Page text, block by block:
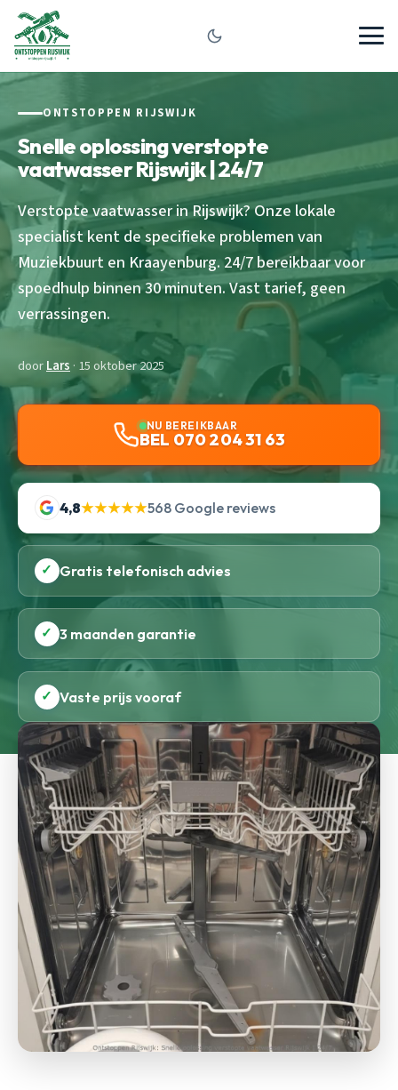
ONTSTOPPEN RIJSWIJK
Snelle oplossing verstopte
vaatwasser Rijswijk | 24/7
Verstopte vaatwasser in Rijswijk? Onze lokale
specialist kent de specifieke problemen van
Muziekbuurt en Kraayenburg. 24/7 bereikbaar voor
spoedhulp binnen 30 minuten. Vast tarief, geen
verrassingen.
doorLars · 15 oktober 2025
NU BEREIKBAAR
BEL 070 204 31 63
4,8★★★★★568 Google reviews
✓ Gratis telefonisch advies
✓ 3 maanden garantie
✓ Vaste prijs vooraf